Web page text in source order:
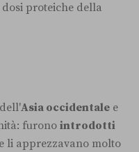
proteiche della
Asia occidentale e
furono introdotti
li apprezzavano molto